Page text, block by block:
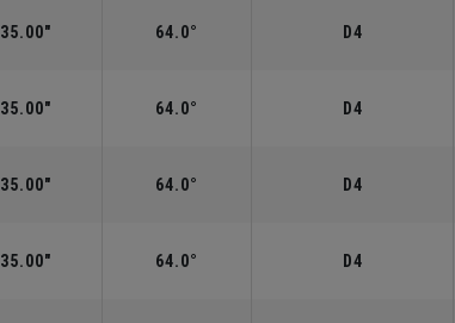
35.00" 64.0° D4
35.00" 64.0° D4
35.00" 64.0° D4
35.00" 64.0° D4